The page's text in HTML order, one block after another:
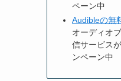
ペーン中
Audibleの無
オーディオ
信サービス
ンペーン中